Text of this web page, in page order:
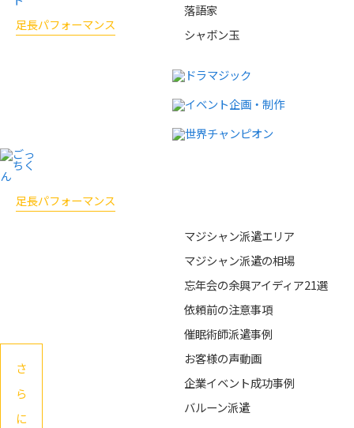
足長パフォーマンス
足長パフォーマンス
さ
ら
に
落語家
シャボン玉
マジシャン派遣エリア
マジシャン派遣の相場
忘年会の余興アイディア21選
依頼前の注意事項
催眠術師派遣事例
お客様の声動画
企業イベント成功事例
バルーン派遣